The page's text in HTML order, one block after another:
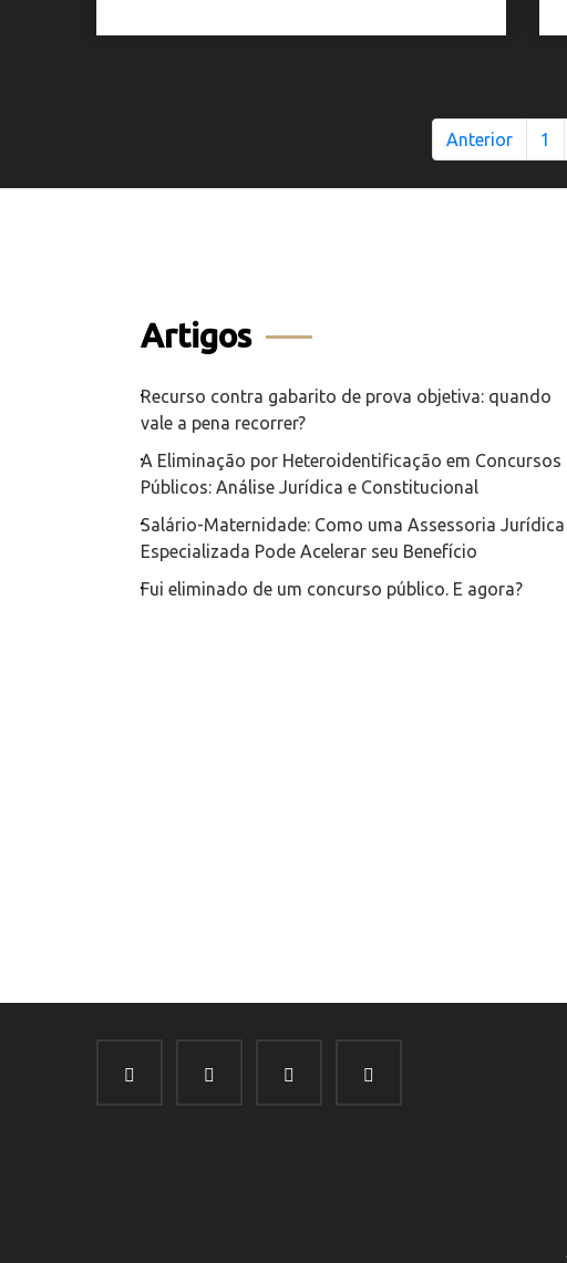
Anterior 1
Artigos
Recurso contra gabarito de prova objetiva: quando
vale a pena recorrer?
A Eliminação por Heteroidentificação em Concursos
Públicos: Análise Jurídica e Constitucional
Salário-Maternidade: Como uma Assessoria Jurídica
Especializada Pode Acelerar seu Benefício
Fui eliminado de um concurso público. E agora?